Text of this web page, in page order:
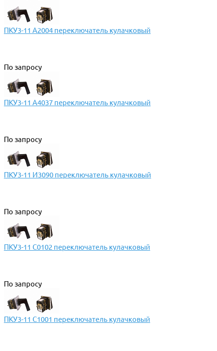
ПКУ3-11 А2004 переключатель кулачковый
По запросу
ПКУ3-11 А4037 переключатель кулачковый
По запросу
ПКУ3-11 И3090 переключатель кулачковый
По запросу
ПКУ3-11 С0102 переключатель кулачковый
По запросу
ПКУ3-11 С1001 переключатель кулачковый